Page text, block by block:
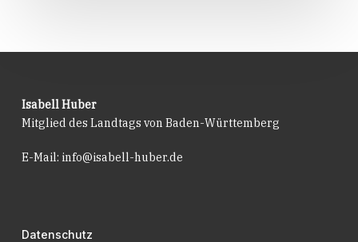
Isabell Huber
Mitglied des Landtags von Baden-Württemberg
E-Mail: info@isabell-huber.de
Datenschutz